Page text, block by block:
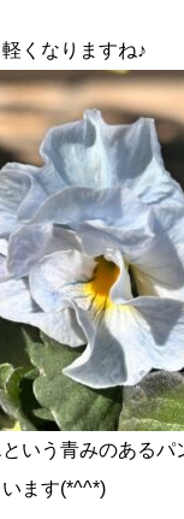
くなりますね♪
いう青みのあるパ
ます(*^^*)